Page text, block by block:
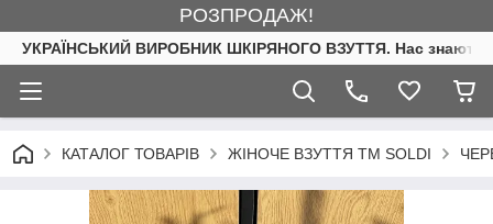
РОЗПРОДАЖ!
УКРАЇНСЬКИЙ ВИРОБНИК ШКІРЯНОГО ВЗУТТЯ. Нас знають.
КАТАЛОГ ТОВАРІВ ЖІНОЧЕ ВЗУТТЯ ТМ SOLDI